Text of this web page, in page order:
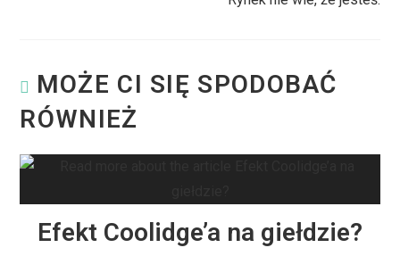
MOŻE CI SIĘ SPODOBAĆ
RÓWNIEŻ
Efekt Coolidge’a na giełdzie?